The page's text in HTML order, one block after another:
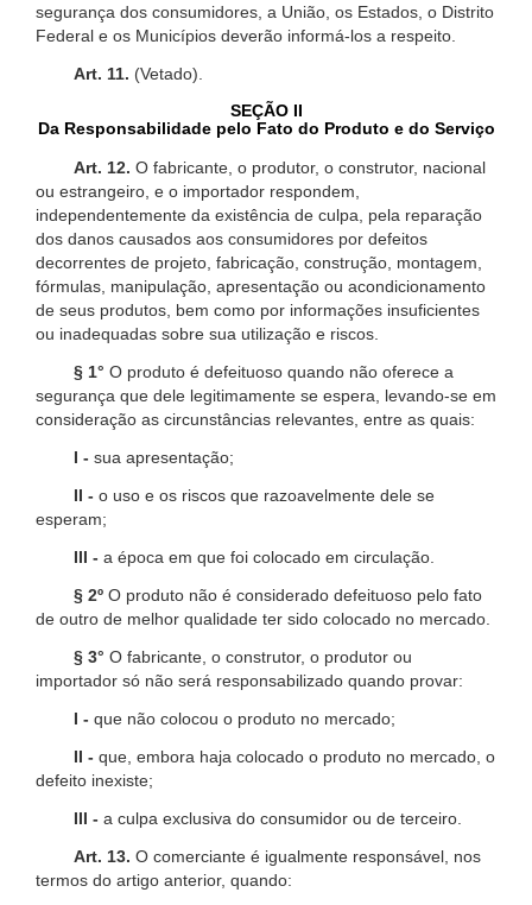
segurança dos consumidores, a União, os Estados, o Distrito
Federal e os Municípios deverão informá-los a respeito.
Art. 11. (Vetado).
SEÇÃO II
Da Responsabilidade pelo Fato do Produto e do Serviço
Art. 12. O fabricante, o produtor, o construtor, nacional
ou estrangeiro, e o importador respondem,
independentemente da existência de culpa, pela reparação
dos danos causados aos consumidores por defeitos
decorrentes de projeto, fabricação, construção, montagem,
fórmulas, manipulação, apresentação ou acondicionamento
de seus produtos, bem como por informações insuficientes
ou inadequadas sobre sua utilização e riscos.
§ 1° O produto é defeituoso quando não oferece a
segurança que dele legitimamente se espera, levando-se em
consideração as circunstâncias relevantes, entre as quais:
I - sua apresentação;
II - o uso e os riscos que razoavelmente dele se
esperam;
III - a época em que foi colocado em circulação.
§ 2º O produto não é considerado defeituoso pelo fato
de outro de melhor qualidade ter sido colocado no mercado.
§ 3° O fabricante, o construtor, o produtor ou
importador só não será responsabilizado quando provar:
I - que não colocou o produto no mercado;
II - que, embora haja colocado o produto no mercado, o
defeito inexiste;
III - a culpa exclusiva do consumidor ou de terceiro.
Art. 13. O comerciante é igualmente responsável, nos
termos do artigo anterior, quando: